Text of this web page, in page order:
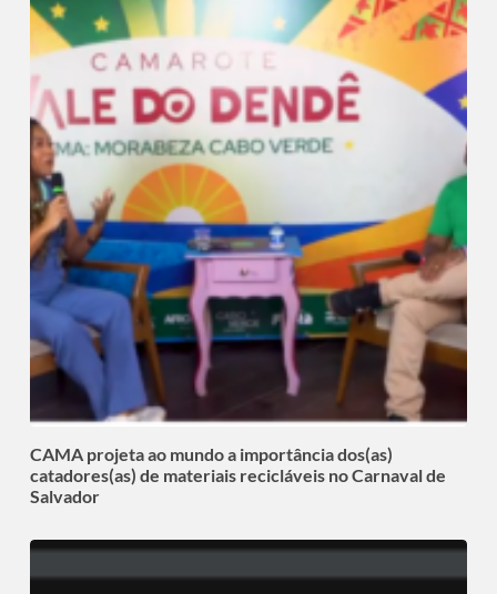
CAMA projeta ao mundo a importância dos(as)
catadores(as) de materiais recicláveis no Carnaval de
Salvador